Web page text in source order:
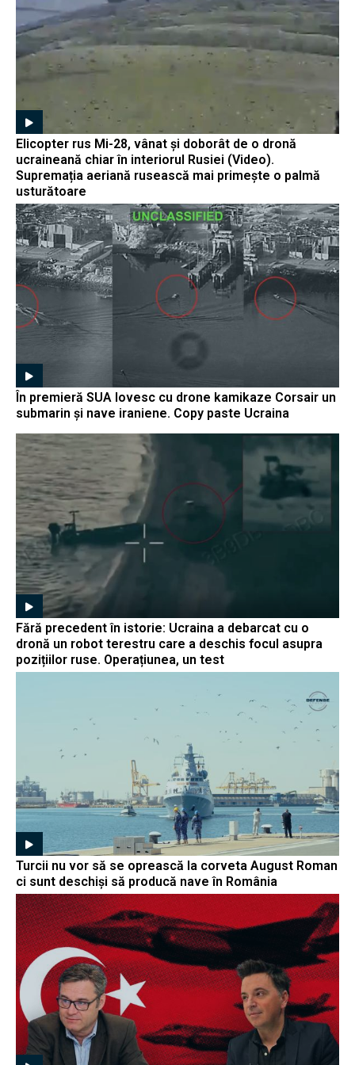
Elicopter rus Mi-28, vânat și doborât de o dronă
ucraineană chiar în interiorul Rusiei (Video).
Supremația aeriană rusească mai primește o palmă
usturătoare
În premieră SUA lovesc cu drone kamikaze Corsair un
submarin și nave iraniene. Copy paste Ucraina
Fără precedent în istorie: Ucraina a debarcat cu o
dronă un robot terestru care a deschis focul asupra
pozițiilor ruse. Operațiunea, un test
Turcii nu vor să se oprească la corveta August Roman
ci sunt deschiși să producă nave în România